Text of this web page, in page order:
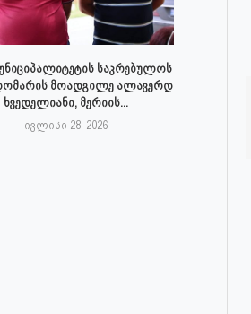
საკრებულოს
მოადგილე ალავერდ
ხვედელიანი, მერიის...
ივლისი 28, 2026